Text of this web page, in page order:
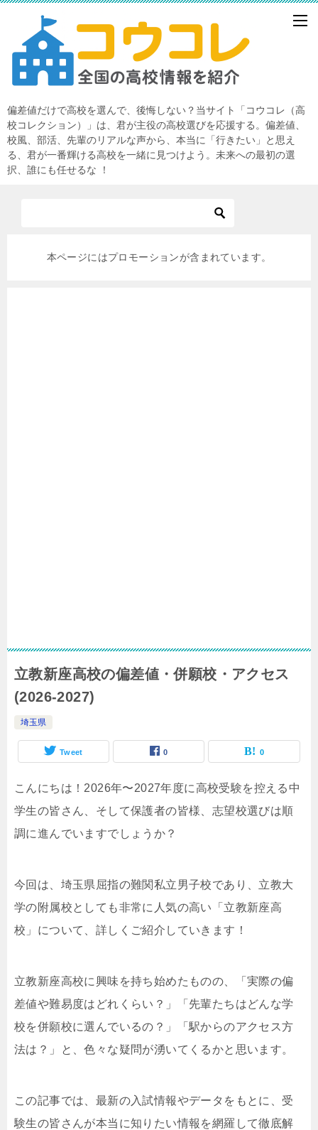
偏差値だけで高校を選んで、後悔しない？当サイト「コウコレ（高
校コレクション）」は、君が主役の高校選びを応援する。偏差値、
校風、部活、先輩のリアルな声から、本当に「行きたい」と思え
る、君が一番輝ける高校を一緒に見つけよう。未来への最初の選
択、誰にも任せるな ！
本ページにはプロモーションが含まれています。
立教新座高校の偏差値・併願校・アクセス
(2026-2027)
埼玉県
Tweet 0 0
こんにちは！2026年〜2027年度に高校受験を控える中
学生の皆さん、そして保護者の皆様、志望校選びは順
調に進んでいますでしょうか？
今回は、埼玉県屈指の難関私立男子校であり、立教大
学の附属校としても非常に人気の高い「立教新座高
校」について、詳しくご紹介していきます！
立教新座高校に興味を持ち始めたものの、「実際の偏
差値や難易度はどれくらい？」「先輩たちはどんな学
校を併願校に選んでいるの？」「駅からのアクセス方
法は？」と、色々な疑問が湧いてくるかと思います。
この記事では、最新の入試情報やデータをもとに、受
験生の皆さんが本当に知りたい情報を網羅して徹底解